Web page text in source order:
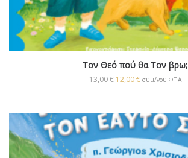
Τον Θεό πού θα Τον βρω;
13,00€ 12,00€ συμ/νου ΦΠΑ